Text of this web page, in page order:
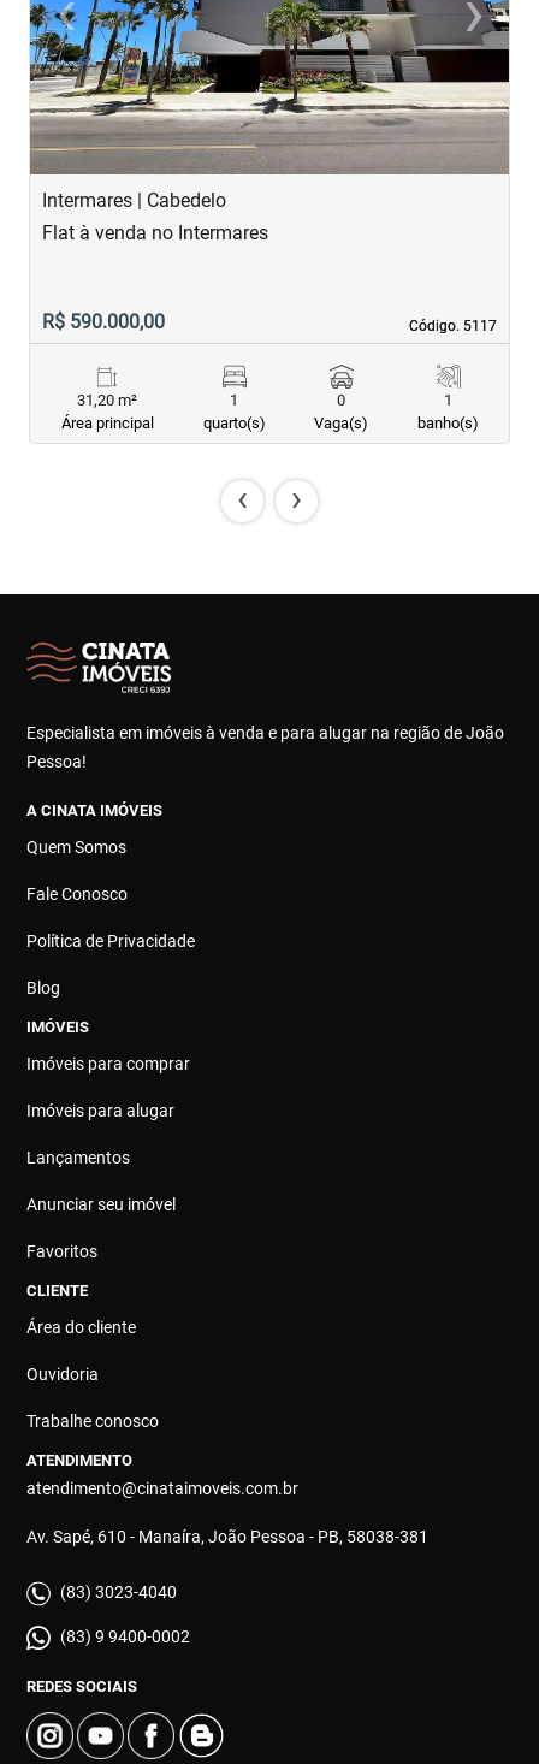
Previous Next
Intermares | Cabedelo
Código. 5117
Código. 5117
Flat à venda no Intermares
R$ 590.000,00
31,20 m²
Área principal
1
quarto(s)
0
Vaga(s)
1
banho(s)
‹ ›
Especialista em imóveis à venda e para alugar na região de João
Pessoa!
A CINATA IMÓVEIS
Quem Somos
Fale Conosco
Política de Privacidade
Blog
IMÓVEIS
Imóveis para comprar
Imóveis para alugar
Lançamentos
Anunciar seu imóvel
Favoritos
CLIENTE
Área do cliente
Ouvidoria
Trabalhe conosco
ATENDIMENTO
atendimento@cinataimoveis.com.br
Av. Sapé, 610 - Manaíra, João Pessoa - PB, 58038-381
(83) 3023-4040
(83) 9 9400-0002
REDES SOCIAIS